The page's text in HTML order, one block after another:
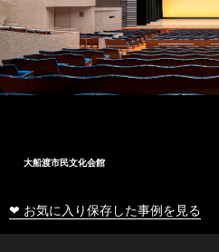
大船渡市民文化会館
❤ お気に入り保存した事例を見る